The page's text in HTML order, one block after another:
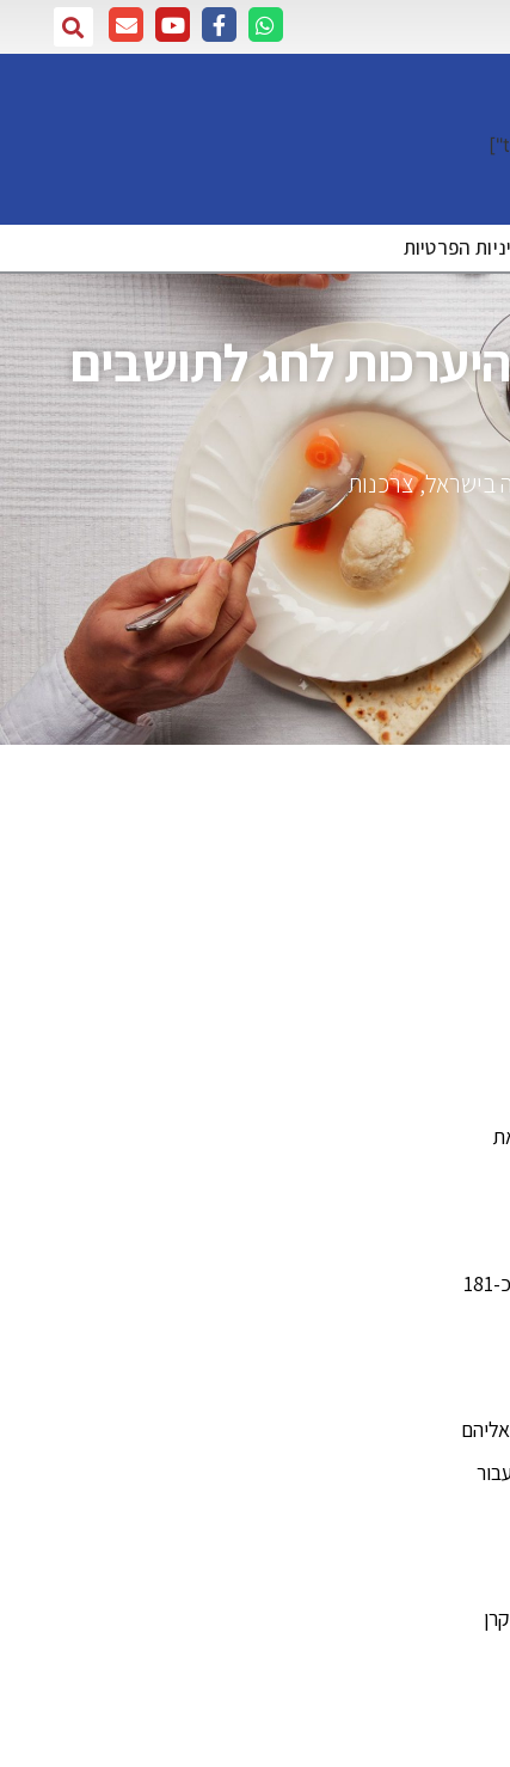
הפרטיות
לחג לתושבים
בישראל,צרכנות
מדובר במענק נוסף על 2 מענקים בסכום זהה ששולמו למפונים עד כה. למענקים אלה הוגשו כ-88 אלף בקשות ושולם סכום כולל של כ-181